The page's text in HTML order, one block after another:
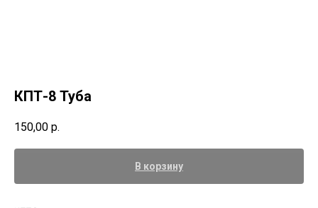
КПТ-8 Туба
150,00 р.
В корзину